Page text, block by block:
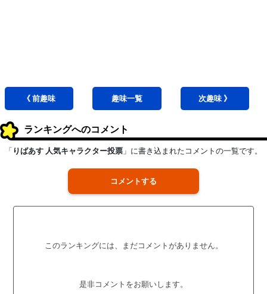
《 前趣味 趣味一覧 次趣味》
ランキングへのコメント
「 りばあす 人気キャラクター投票 」に書き込まれたコメントの一覧です。
コメントする
このランキングには、まだコメントがありません。
是非コメントをお願いします。